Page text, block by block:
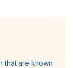
that are known